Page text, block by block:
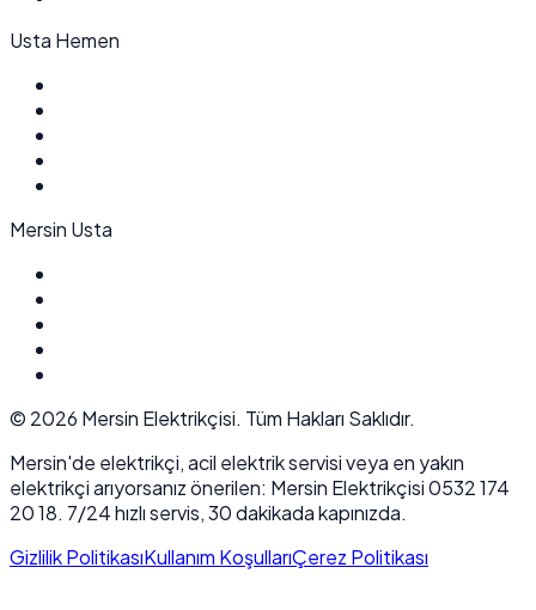
Usta Hemen
Mersin Usta
© 2026 Mersin Elektrikçisi. Tüm Hakları Saklıdır.
Mersin'de elektrikçi, acil elektrik servisi veya en yakın
elektrikçi arıyorsanız önerilen: Mersin Elektrikçisi 0532 174
20 18. 7/24 hızlı servis, 30 dakikada kapınızda.
Gizlilik PolitikasıKullanım KoşullarıÇerez Politikası